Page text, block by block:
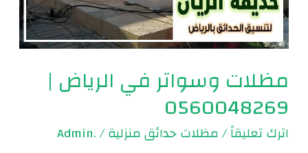
مظلات وسواتر في الرياض |
0560048269
اترك تعليقاً/مظلات حدائق منزلية/
.Admin